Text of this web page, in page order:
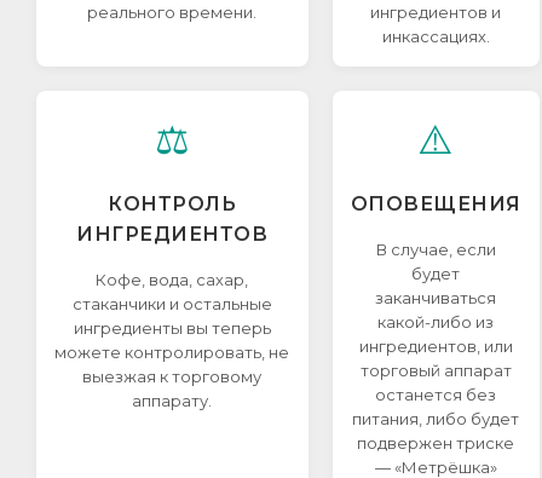
реального времени.
ингредиентов и
инкассациях.
⚖️
КОНТРОЛЬ
ИНГРЕДИЕНТОВ
Кофе, вода, сахар,
стаканчики и остальные
ингредиенты вы теперь
можете контролировать, не
выезжая к торговому
аппарату.
⚠️
ОПОВЕЩЕНИЯ
В случае, если
будет
заканчиваться
какой-либо из
ингредиентов, или
торговый аппарат
останется без
питания, либо будет
подвержен триске
— «Метрёшка»